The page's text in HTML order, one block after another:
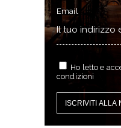
Email
Ho letto e
condizioni